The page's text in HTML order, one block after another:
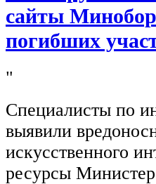
сайты
погибших
"
Специалисты по
выявили
искусственного
ресурсы